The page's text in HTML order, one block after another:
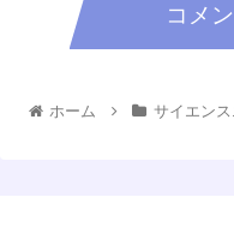
コメ
ホーム サイエン